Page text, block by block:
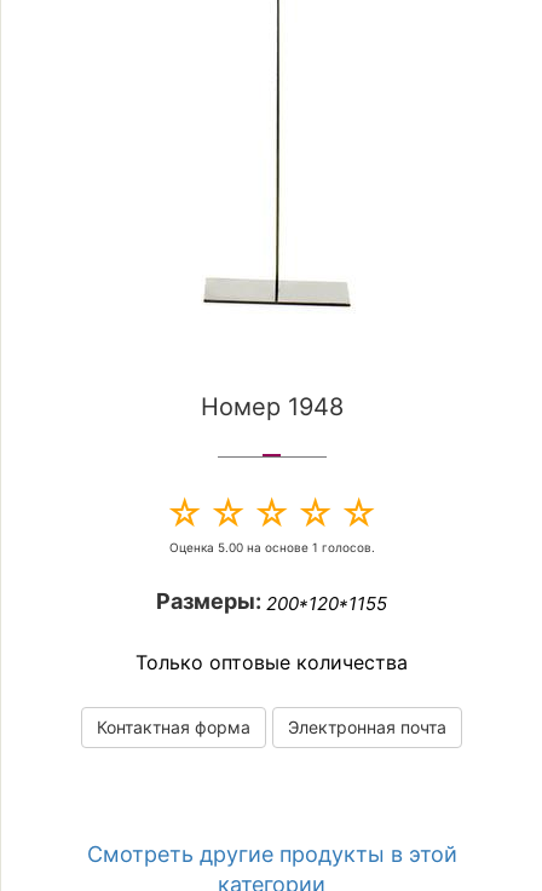
Номер 1948
Оценка 5.00на основе 1 голосов.
Размеры: 200*120*1155
Только оптовые количества
Контактная форма Электронная почта
Смотреть другие продукты в этой
категории